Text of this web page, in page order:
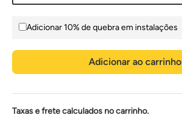
Adicionar 10% de quebra em instalações
Adicionar ao carrinho
Taxas e frete calculados no carrinho.